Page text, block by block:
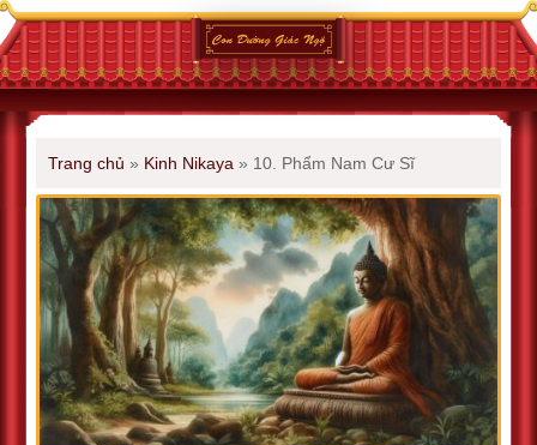
Trang chủ » Kinh Nikaya » 10. Phẩm Nam Cư Sĩ